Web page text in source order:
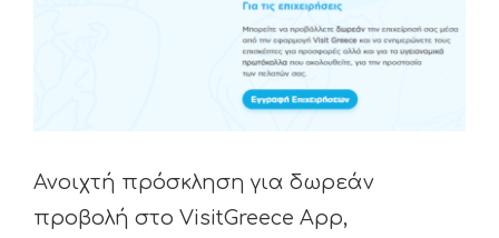
Ανοιχτή πρόσκληση για δωρεάν
προβολή στο VisitGreece App,